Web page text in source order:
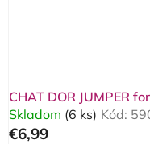
CHAT DOR JUMPER
Skladom (6 ks) Kód:
€6,99